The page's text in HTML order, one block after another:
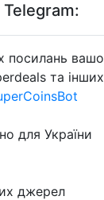
Telegram:
посилань
та інших
для України
джерел